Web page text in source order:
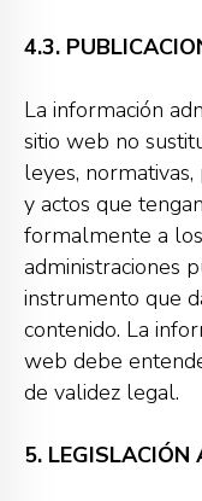
4.3.
La información
sitio web no
leyes,
y actos que
formalmente a
administraciones
instrumento que
contenido. La
web debe
de validez legal.
5. LEGISLACIÓN